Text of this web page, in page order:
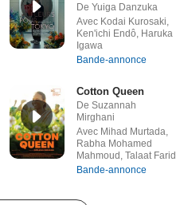
De Yuiga Danzuka
Avec Kodai Kurosaki,
Ken'ichi Endô, Haruka
Igawa
Bande-annonce
Cotton Queen
De Suzannah
Mirghani
Avec Mihad Murtada,
Rabha Mohamed
Mahmoud, Talaat Farid
Bande-annonce